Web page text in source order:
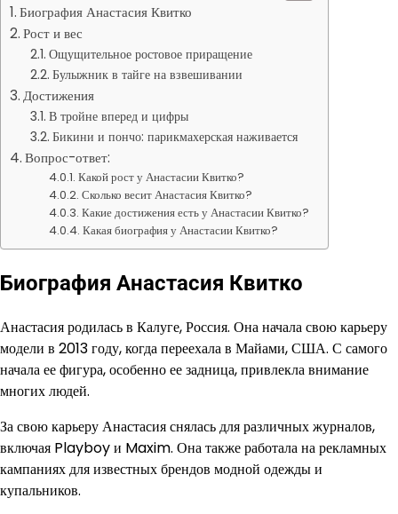
Биография Анастасия Квитко
Рост и вес
Ощущительное ростовое приращение
Булыжник в тайге на взвешивании
Достижения
В тройне вперед и цифры
Бикини и пончо: парикмахерская наживается
Вопрос-ответ:
Какой рост у Анастасии Квитко?
Сколько весит Анастасия Квитко?
Какие достижения есть у Анастасии Квитко?
Какая биография у Анастасии Квитко?
Биография Анастасия Квитко
Анастасия родилась в Калуге, Россия. Она начала свою карьеру
модели в 2013 году, когда переехала в Майами, США. С самого
начала ее фигура, особенно ее задница, привлекла внимание
многих людей.
За свою карьеру Анастасия снялась для различных журналов,
включая Playboy и Maxim. Она также работала на рекламных
кампаниях для известных брендов модной одежды и
купальников.